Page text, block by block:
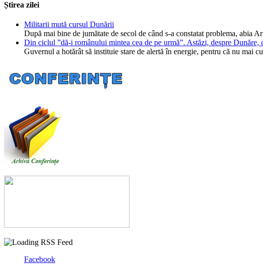
Știrea zilei
Militarii mută cursul Dunării
După mai bine de jumătate de secol de când s-a constatat problema, abia
Din ciclul ”dă-i românului mintea cea de pe urmă”. Astăzi, despre Dunăre,
Guvernul a hotărât să instituie stare de alertă în energie, pentru că nu mai
Facebook